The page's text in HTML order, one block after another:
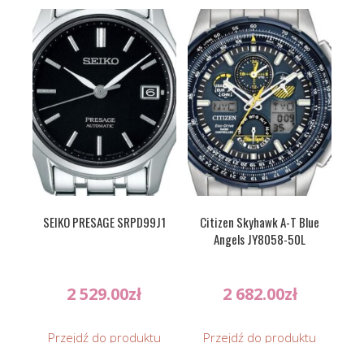
SEIKO PRESAGE SRPD99J1
2 529.00zł
Przejdź do produktu
Citizen Skyhawk A-T Blue
Angels JY8058-50L
2 682.00zł
Przejdź do produktu